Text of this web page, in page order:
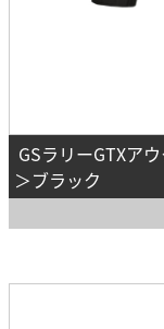
GSラリーGTXア
＞ブラック